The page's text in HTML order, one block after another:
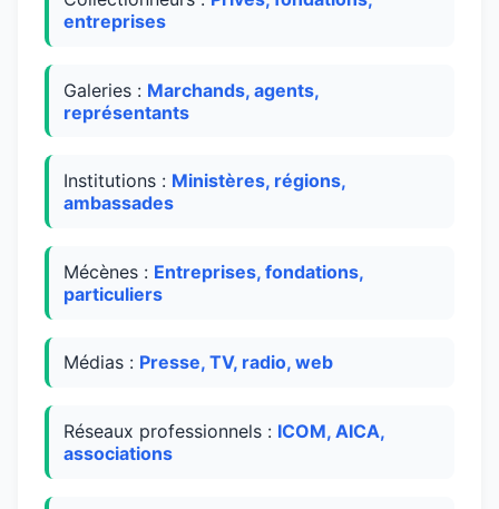
entreprises
Galeries : Marchands, agents,
représentants
Institutions : Ministères, régions,
ambassades
Mécènes : Entreprises, fondations,
particuliers
Médias : Presse, TV, radio, web
Réseaux professionnels : ICOM, AICA,
associations